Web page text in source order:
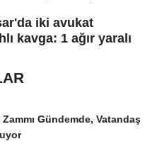
iki avukat
kavga: 1 ağır yaralı
Gündemde, Vatandaş